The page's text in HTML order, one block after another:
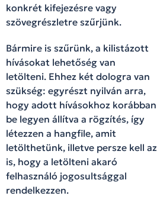
konkrét kifejezésre vagy
szövegrészletre szűrjünk.
Bármire is szűrünk, a kilistázott
hívásokat lehetőség van
letölteni. Ehhez két dologra van
szükség: egyrészt nyilván arra,
hogy adott hívásokhoz korábban
be legyen állítva a rögzítés, így
létezzen a hangfile, amit
letölthetünk, illetve persze kell az
is, hogy a letölteni akaró
felhasználó jogosultsággal
rendelkezzen.